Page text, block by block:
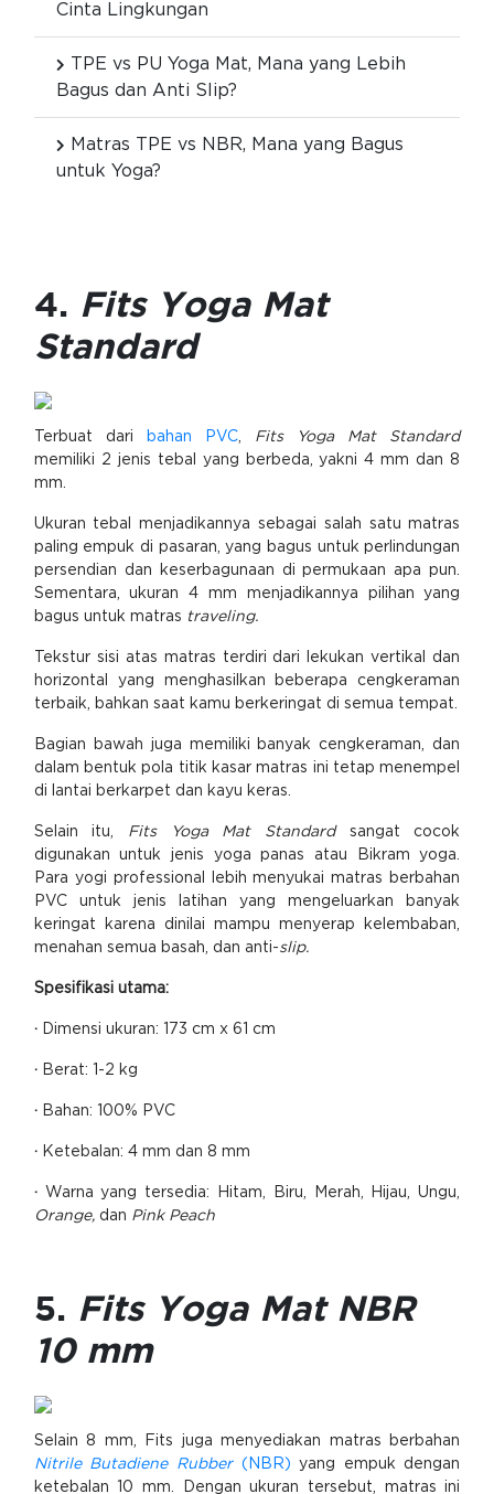
Cinta Lingkungan
TPE vs PU Yoga Mat, Mana yang Lebih
Bagus dan Anti Slip?
Matras TPE vs NBR, Mana yang Bagus
untuk Yoga?
4. Fits Yoga Mat
Standard
Terbuat dari bahan PVC, Fits Yoga Mat Standard
memiliki 2 jenis tebal yang berbeda, yakni 4 mm dan 8
mm.
Ukuran tebal menjadikannya sebagai salah satu matras
paling empuk di pasaran, yang bagus untuk perlindungan
persendian dan keserbagunaan di permukaan apa pun.
Sementara, ukuran 4 mm menjadikannya pilihan yang
bagus untuk matras traveling.
Tekstur sisi atas matras terdiri dari lekukan vertikal dan
horizontal yang menghasilkan beberapa cengkeraman
terbaik, bahkan saat kamu berkeringat di semua tempat.
Bagian bawah juga memiliki banyak cengkeraman, dan
dalam bentuk pola titik kasar matras ini tetap menempel
di lantai berkarpet dan kayu keras.
Selain itu, Fits Yoga Mat Standardsangat cocok
digunakan untuk jenis yoga panas atau Bikram yoga.
Para yogi professional lebih menyukai matras berbahan
PVC untuk jenis latihan yang mengeluarkan banyak
keringat karena dinilai mampu menyerap kelembaban,
menahan semua basah, dan anti-slip.
Spesifikasi utama:
· Dimensi ukuran: 173 cm x 61 cm
· Berat: 1-2 kg
· Bahan: 100% PVC
· Ketebalan: 4 mm dan 8 mm
· Warna yang tersedia: Hitam, Biru, Merah, Hijau, Ungu,
Orange,dan Pink Peach
5. Fits Yoga Mat NBR
10 mm
Selain 8 mm, Fits juga menyediakan matras berbahan
Nitrile Butadiene Rubber(NBR) yang empuk dengan
ketebalan 10 mm. Dengan ukuran tersebut, matras ini